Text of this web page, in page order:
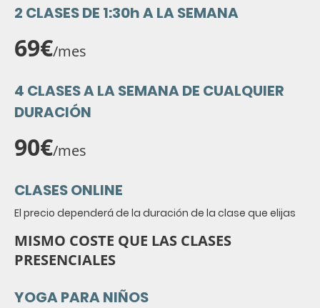
2 CLASES DE 1:30h A LA SEMANA
69€/mes
4 CLASES A LA SEMANA DE CUALQUIER
DURACIÓN
90€/mes
CLASES ONLINE
El precio dependerá de la duración de la clase que elijas
MISMO COSTE QUE LAS CLASES
PRESENCIALES
YOGA PARA NIÑOS